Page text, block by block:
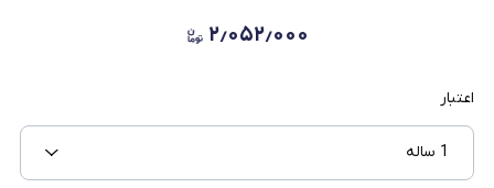
۲٫۰۵۲٫۰۰۰
اعتبار
1 ساله